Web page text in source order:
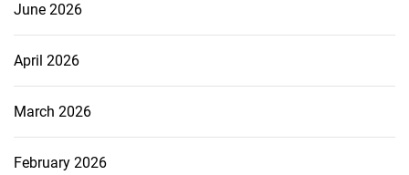
June 2026
April 2026
March 2026
February 2026